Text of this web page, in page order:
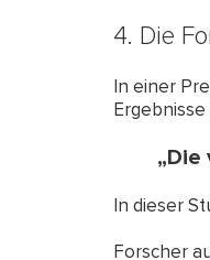
4. Die
In einer
In dieser
Forscher